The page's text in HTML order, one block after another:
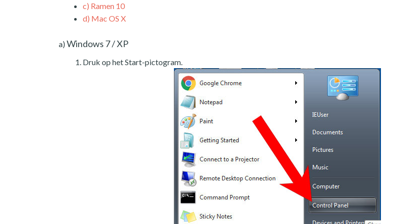
c) Ramen 10
d) Mac OS X
a) Windows 7 / XP
Druk op het Start-pictogram.